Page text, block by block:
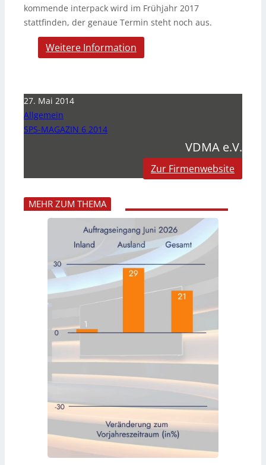
kommende interpack wird im Frühjahr 2017
stattfinden, der genaue Termin steht noch aus.
Weitere Information
27. Mai 2014
Allgemein
SPS-MAGAZIN 6 2014
VDMA e.V.
Zur Firmenwebsite
MEHR ZUM THEMA